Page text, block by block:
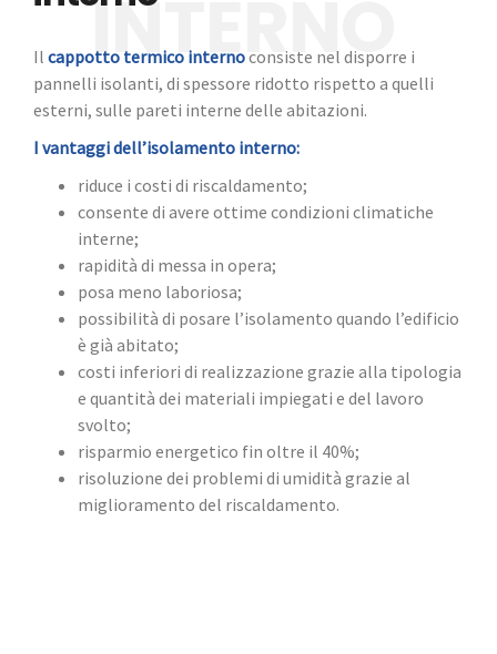
Il cappotto termico internoconsiste nel disporre i
pannelli isolanti, di spessore ridotto rispetto a quelli
esterni, sulle pareti interne delle abitazioni.
I vantaggi dell’isolamento interno:
riduce i costi di riscaldamento;
consente di avere ottime condizioni climatiche
interne;
rapidità di messa in opera;
posa meno laboriosa;
possibilità di posare l’isolamento quando l’edificio
è già abitato;
costi inferiori di realizzazione grazie alla tipologia
e quantità dei materiali impiegati e del lavoro
svolto;
risparmio energetico fin oltre il 40%;
risoluzione dei problemi di umidità grazie al
miglioramento del riscaldamento.